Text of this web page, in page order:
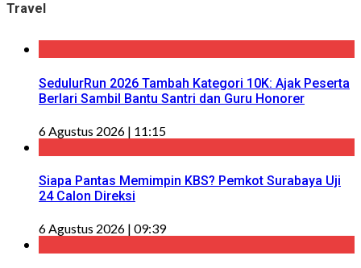
Travel
SedulurRun 2026 Tambah Kategori 10K: Ajak Peserta
Berlari Sambil Bantu Santri dan Guru Honorer
6 Agustus 2026 | 11:15
Siapa Pantas Memimpin KBS? Pemkot Surabaya Uji
24 Calon Direksi
6 Agustus 2026 | 09:39